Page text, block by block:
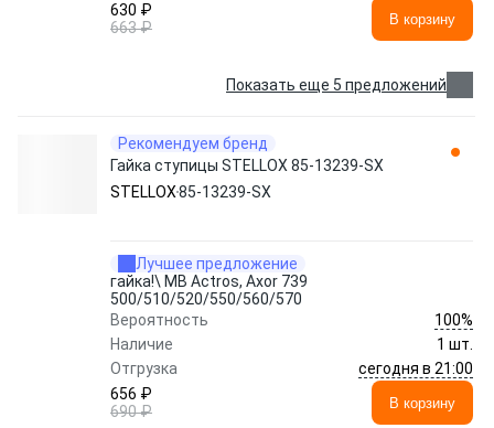
630 ₽
663 ₽
В корзину
Показать еще 5 предложений
Рекомендуем бренд
Гайка ступицы STELLOX 85-13239-SX
STELLOX85-13239-SX
Лучшее предложение
гайка!\ MB Actros, Axor 739
500/510/520/550/560/570
Вероятность
100%
Наличие
1 шт.
Отгрузка
сегодня в 21:00
656 ₽
690 ₽
В корзину